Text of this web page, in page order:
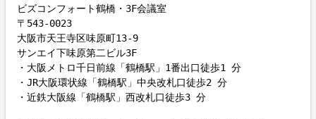
ビズコンフォート鶴橋・3F会議室
〒543-0023
大阪市天王寺区味原町13-9
サンエイ下味原第二ビル3F
・大阪メトロ千日前線「鶴橋駅」1番出口徒歩1 分
・JR大阪環状線「鶴橋駅」中央改札口徒歩2 分
・近鉄大阪線「鶴橋駅」西改札口徒歩3 分